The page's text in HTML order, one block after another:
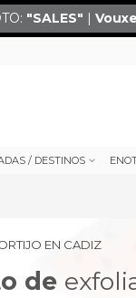
"SALES" |
/ DESTINOS
EN CADIZ
de